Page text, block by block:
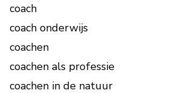
coach
coach onderwijs
coachen
coachen als professie
coachen in de natuur